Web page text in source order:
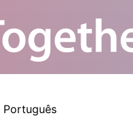
Português